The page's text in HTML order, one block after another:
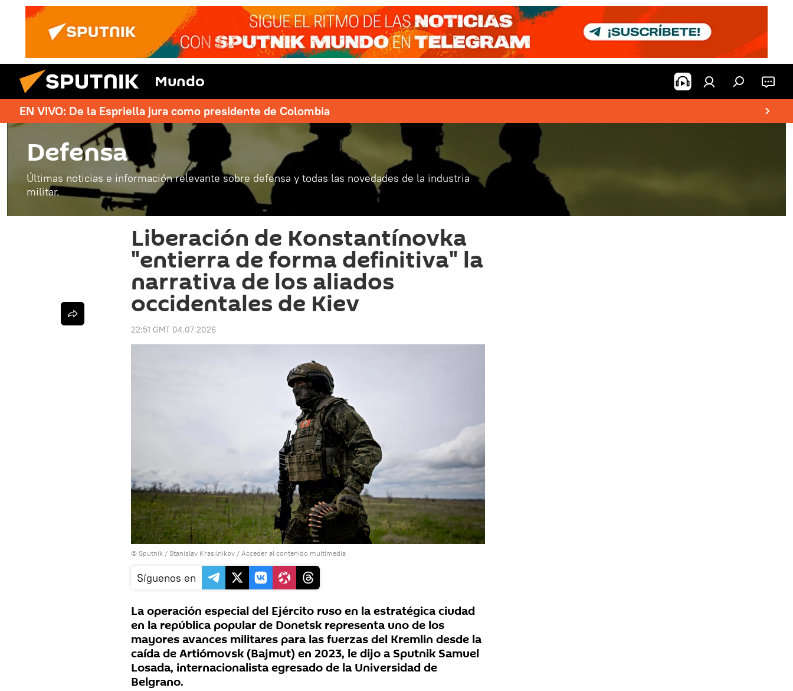
Mundo
EN VIVO: De la Espriella jura como presidente de Colombia
Defensa
Últimas noticias e información relevante sobre defensa y todas las novedades de la industria
militar.
Liberación de Konstantínovka
"entierra de forma definitiva" la
narrativa de los aliados
occidentales de Kiev
22:51 GMT 04.07.2026
© Sputnik / Stanislav Krasilnikov / Acceder al contenido multimedia
Síguenos en
La operación especial del Ejército ruso en la estratégica ciudad
en la república popular de Donetsk representa uno de los
mayores avances militares para las fuerzas del Kremlin desde la
caída de Artiómovsk (Bajmut) en 2023, le dijo a Sputnik Samuel
Losada, internacionalista egresado de la Universidad de
Belgrano.